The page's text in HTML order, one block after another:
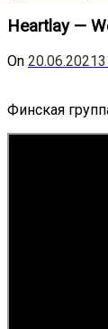
Heartlay —
On 20.06.2021
Финская